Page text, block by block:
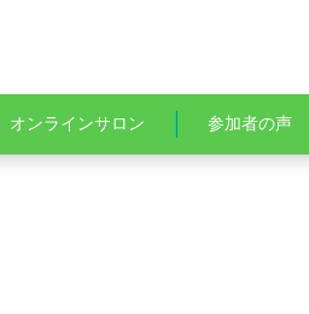
オンラインサロン 参加者の声